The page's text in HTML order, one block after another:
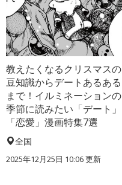
教えたくなるクリスマスの
豆知識からデートあるある
まで！イルミネーションの
季節に読みたい「デート」
「恋愛」漫画特集7選
全国
2025年12月25日 10:06 更新